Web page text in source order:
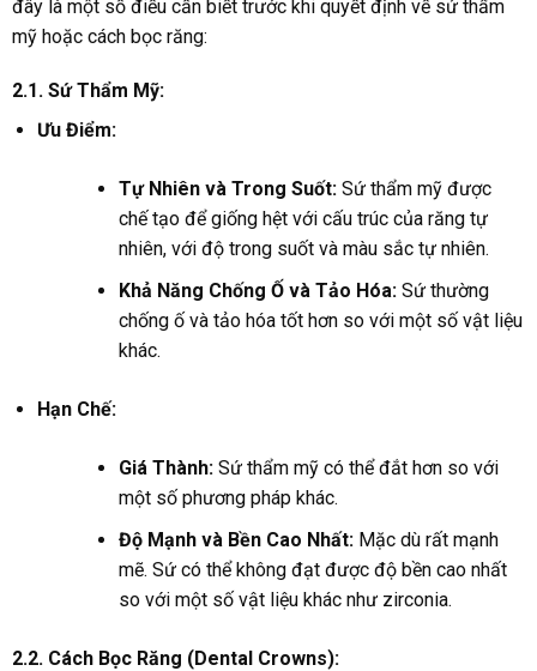
đây là một số điều cần biết trước khi quyết định về sứ thẩm
mỹ hoặc cách bọc răng:
2.1. Sứ Thẩm Mỹ:
Ưu Điểm:
Tự Nhiên và Trong Suốt: Sứ thẩm mỹ được
chế tạo để giống hệt với cấu trúc của răng tự
nhiên, với độ trong suốt và màu sắc tự nhiên.
Khả Năng Chống Ố và Tảo Hóa: Sứ thường
chống ố và tảo hóa tốt hơn so với một số vật liệu
khác.
Hạn Chế:
Giá Thành: Sứ thẩm mỹ có thể đắt hơn so với
một số phương pháp khác.
Độ Mạnh và Bền Cao Nhất: Mặc dù rất mạnh
mẽ. Sứ có thể không đạt được độ bền cao nhất
so với một số vật liệu khác như zirconia.
2.2. Cách Bọc Răng (Dental Crowns):